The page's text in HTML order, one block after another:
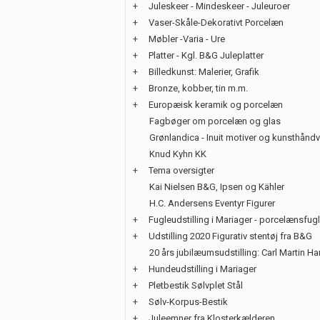
+
Juleskeer - Mindeskeer - Juleuroer
+
Vaser-Skåle-Dekorativt Porcelæn
+
Møbler -Varia - Ure
+
Platter - Kgl. B&G Juleplatter
+
Billedkunst: Malerier, Grafik
+
Bronze, kobber, tin m.m.
+
Europæisk keramik og porcelæn
Fagbøger om porcelæn og glas
Grønlandica - Inuit motiver og
Knud Kyhn KK
+
Tema oversigter
Kai Nielsen B&G, Ipsen og Kähler
H.C. Andersens Eventyr Figurer
+
Fugleudstilling i Mariager -
+
Udstilling 2020 Figurativ stentøj fra B&G
20 års jubilæumsudstilling: Carl Martin
+
Hundeudstilling i Mariager
+
Pletbestik Sølvplet Stål
+
Sølv-Korpus-Bestik